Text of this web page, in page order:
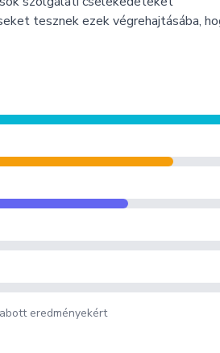
tesznek ezek végrehajtásába,
eredményekért